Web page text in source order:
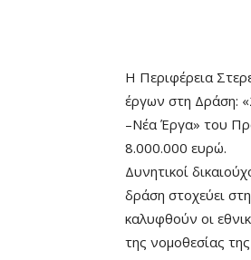
Η Περιφέρεια
έργων στη Δράση:
–Νέα Έργα» του
8.000.000 ευρώ.
Δυνητικοί
δράση στοχεύει
καλυφθούν οι
της νομοθεσίας